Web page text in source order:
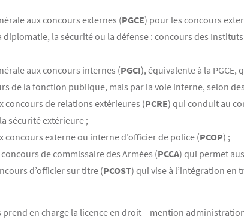
aux concours externes (PGCE) pour les concours
diplomatie, la sécurité ou la défense : concours des
aux concours internes (PGCI), équivalente à la
de la fonction publique, mais par la voie interne, selon
concours de relations extérieures (PCRE) qui conduit au
sécurité extérieure ;
concours externe ou interne d’officier de police (PCOP) ;
de commissaire des Armées (PCCA) qui permet
d’officier sur titre (PCOST) qui vise à l’intégration en
prend en charge la licence en droit – mention